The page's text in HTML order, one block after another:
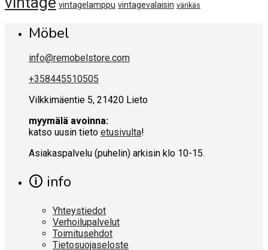
vintagelamppu vintagevalaisin värikäs
Möbel
info@remobelstore.com
+358445510505
Vilkkimäentie 5, 21420 Lieto
myymälä avoinna:
katso uusin tieto etusivulta!
Asiakaspalvelu (puhelin) arkisin klo 10-15.
🛈 info
Yhteystiedot
Verhoilupalvelut
Toimitusehdot
Tietosuojaseloste